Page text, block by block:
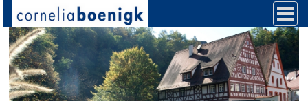
Direkt zum Inhalt